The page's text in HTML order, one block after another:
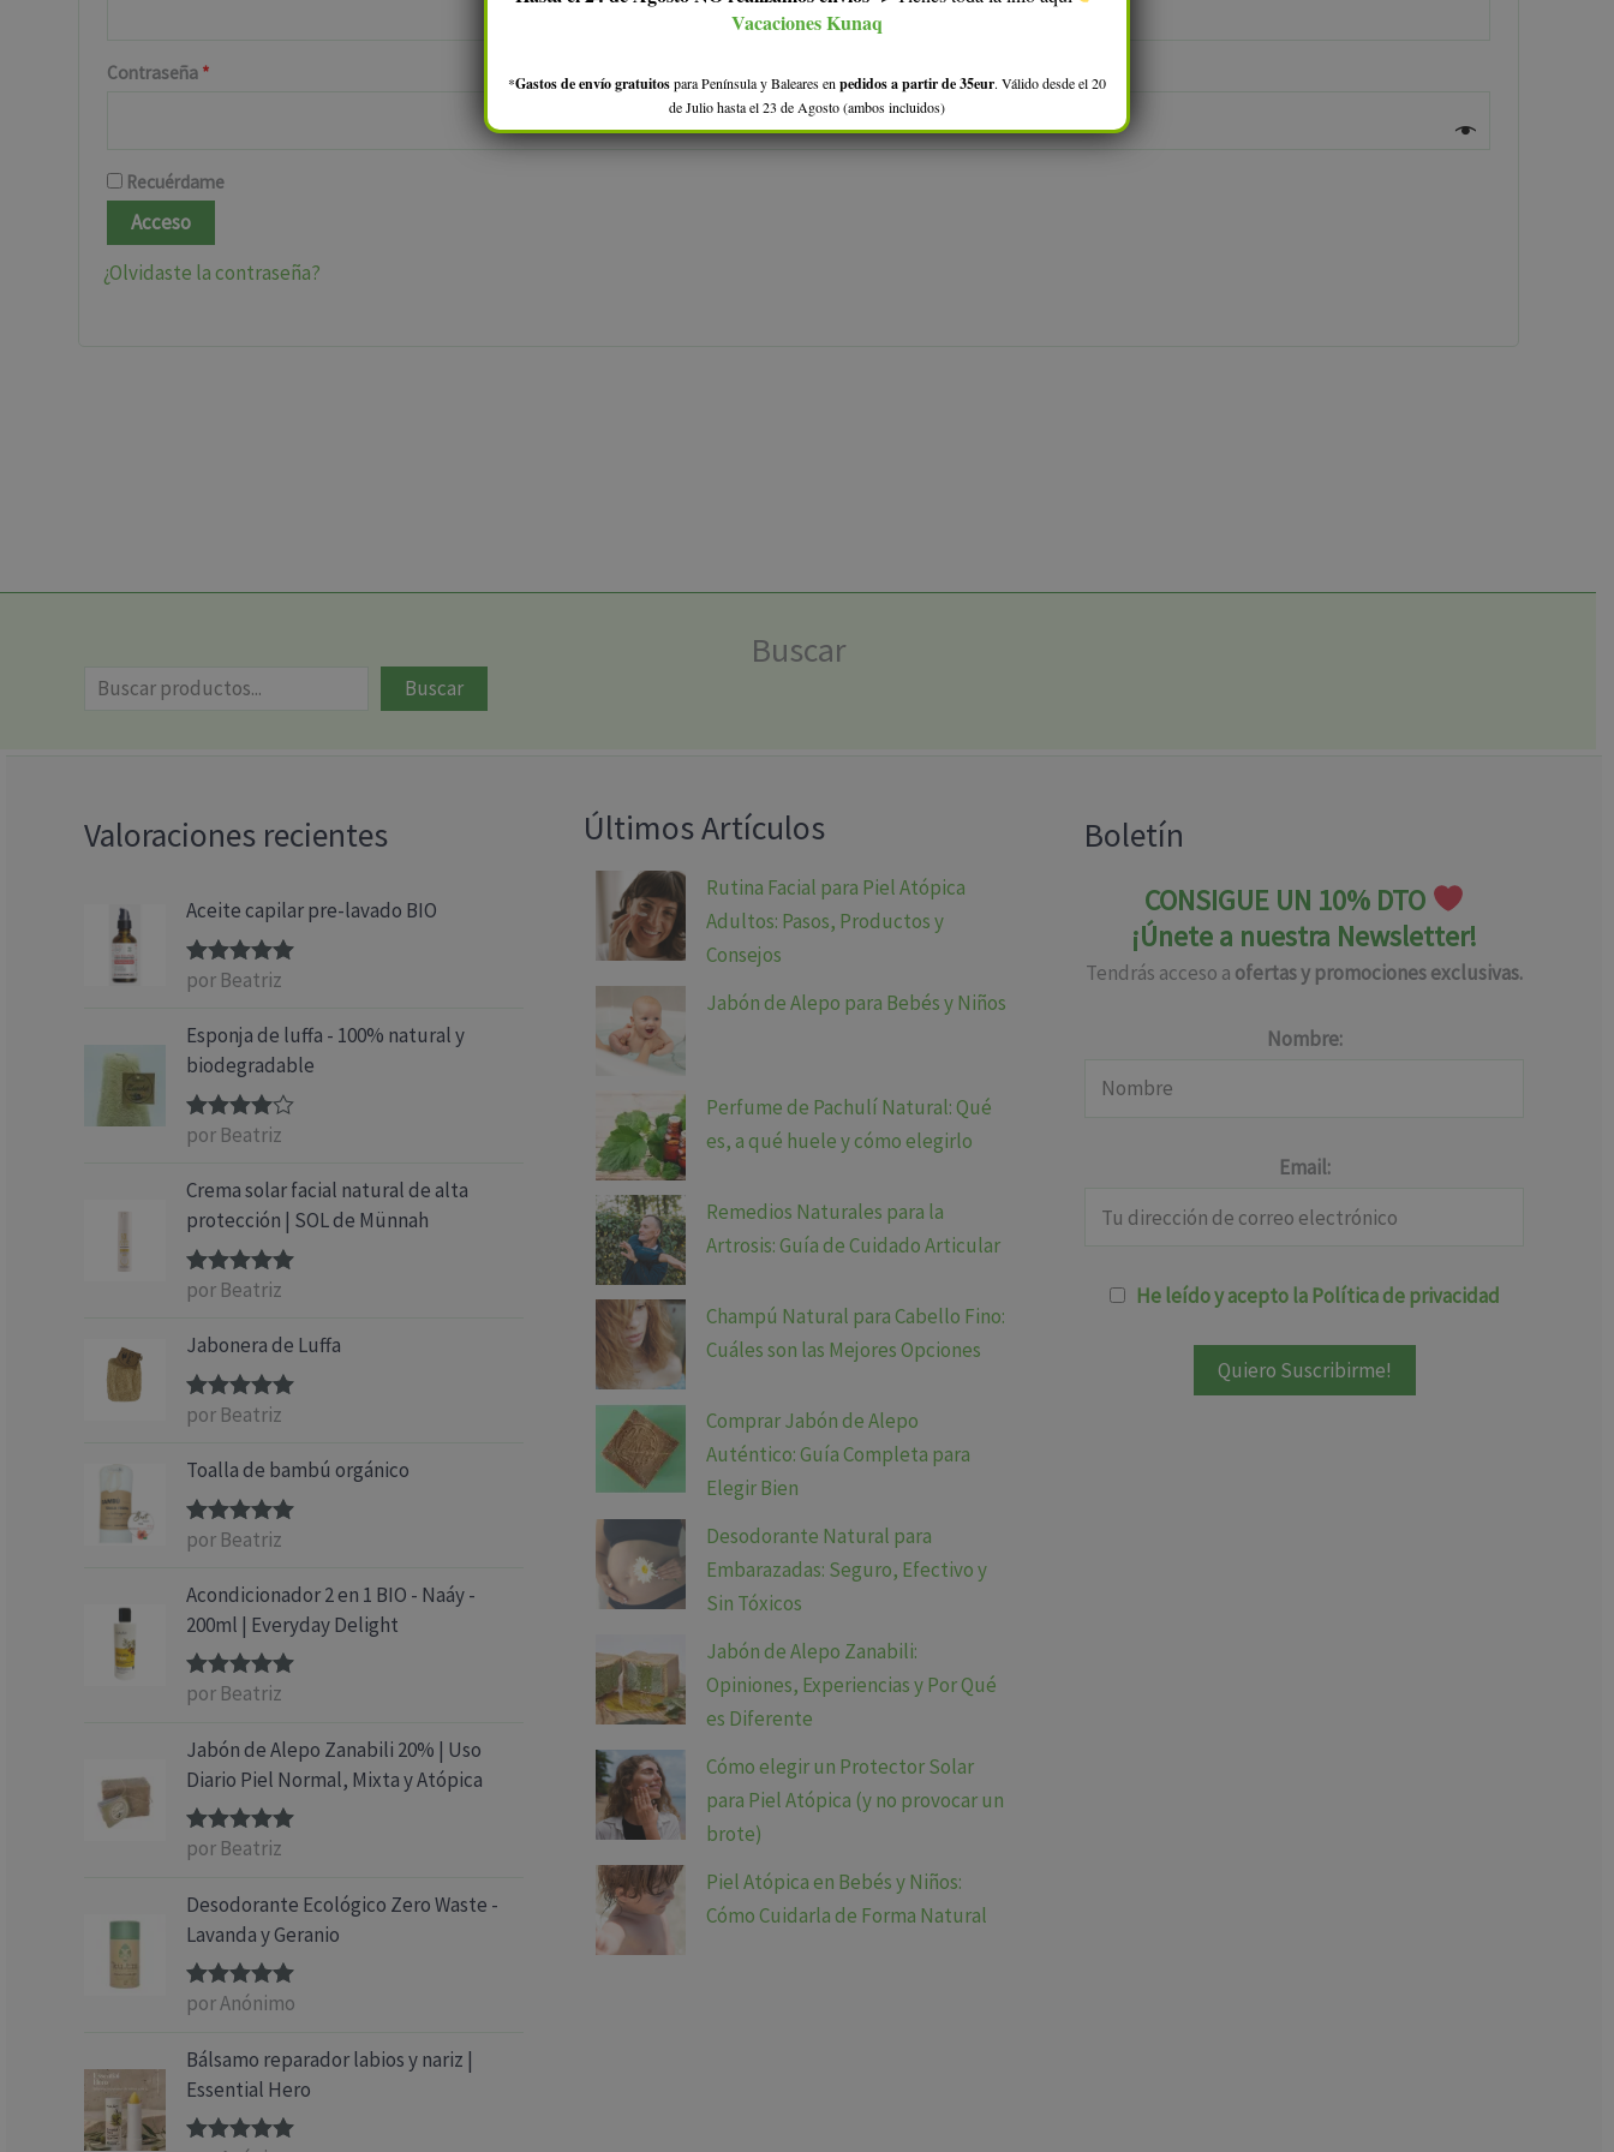
Contraseña *
Recuérdame
Acceso
¿Olvidaste la contraseña?
Buscar
Buscar
Valoraciones recientes
Aceite capilar pre-lavado BIO
Valorado
por Beatriz
Esponja de luffa - 100% natural y
biodegradable
Valorado
por Beatriz
Crema solar facial natural de alta
protección | SOL de Münnah
Valorado
por Beatriz
Jabonera de Luffa
Valorado
por Beatriz
Toalla de bambú orgánico
Valorado
por Beatriz
Acondicionador 2 en 1 BIO - Naáy -
200ml | Everyday Delight
Valorado
por Beatriz
Jabón de Alepo Zanabili 20% | Uso
Diario Piel Normal, Mixta y Atópica
Valorado
por Beatriz
Desodorante Ecológico Zero Waste -
Lavanda y Geranio
Valorado
por Anónimo
Bálsamo reparador labios y nariz |
Essential Hero
Últimos Artículos
Rutina Facial para Piel Atópica
Adultos: Pasos, Productos y
Consejos
Jabón de Alepo para Bebés y Niños
Perfume de Pachulí Natural: Qué
es, a qué huele y cómo elegirlo
Remedios Naturales para la
Artrosis: Guía de Cuidado Articular
Champú Natural para Cabello Fino:
Cuáles son las Mejores Opciones
Comprar Jabón de Alepo
Auténtico: Guía Completa para
Elegir Bien
Desodorante Natural para
Embarazadas: Seguro, Efectivo y
Sin Tóxicos
Jabón de Alepo Zanabili:
Opiniones, Experiencias y Por Qué
es Diferente
Cómo elegir un Protector Solar
para Piel Atópica (y no provocar un
brote)
Piel Atópica en Bebés y Niños:
Cómo Cuidarla de Forma Natural
Boletín
CONSIGUE UN 10% DTO
¡Únete a nuestra Newsletter!
Tendrás acceso a ofertas y promociones exclusivas.
Nombre:
Email:
He leído y acepto la Política de privacidad
Vacaciones Kunaq
*Gastos de envío gratuitospara Península y Baleares enpedidos a partir de 35eur. Válido desde el 20
de Julio hasta el 23 de Agosto (ambos incluidos)